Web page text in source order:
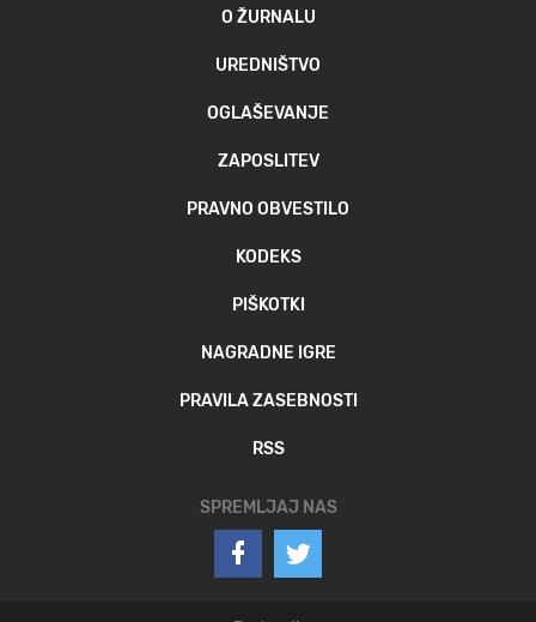
O ŽURNALU
UREDNIŠTVO
OGLAŠEVANJE
ZAPOSLITEV
PRAVNO OBVESTILO
KODEKS
PIŠKOTKI
NAGRADNE IGRE
PRAVILA ZASEBNOSTI
RSS
SPREMLJAJ NAS